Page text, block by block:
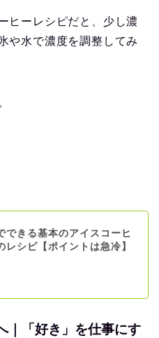
ヒーレシピだと、少し濃
や水で濃度を調整してみ
できる基本のアイスコーヒ
レシピ【ポイントは急冷】
｜「好き」を仕事にす